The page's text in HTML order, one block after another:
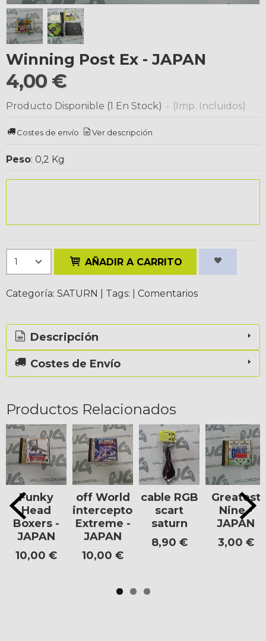
Winning Post Ex - JAPAN
4,00 €
Producto Disponible (1 En Stock) - (Imp. Incluidos)
Costes de envío Ver descripción
Peso: 0,2 Kg
AÑADIR A CARRITO
Categoría: SATURN Tags: Comentarios
Descripción
Costes de Envío
Productos Relacionados
Funky
Head
Boxers -
JAPAN
10,00 €
off World
interceptor
Extreme -
JAPAN
10,00 €
cable RGB
scart
saturn
8,90 €
Greatest
Nine -
JAPAN
3,00 €